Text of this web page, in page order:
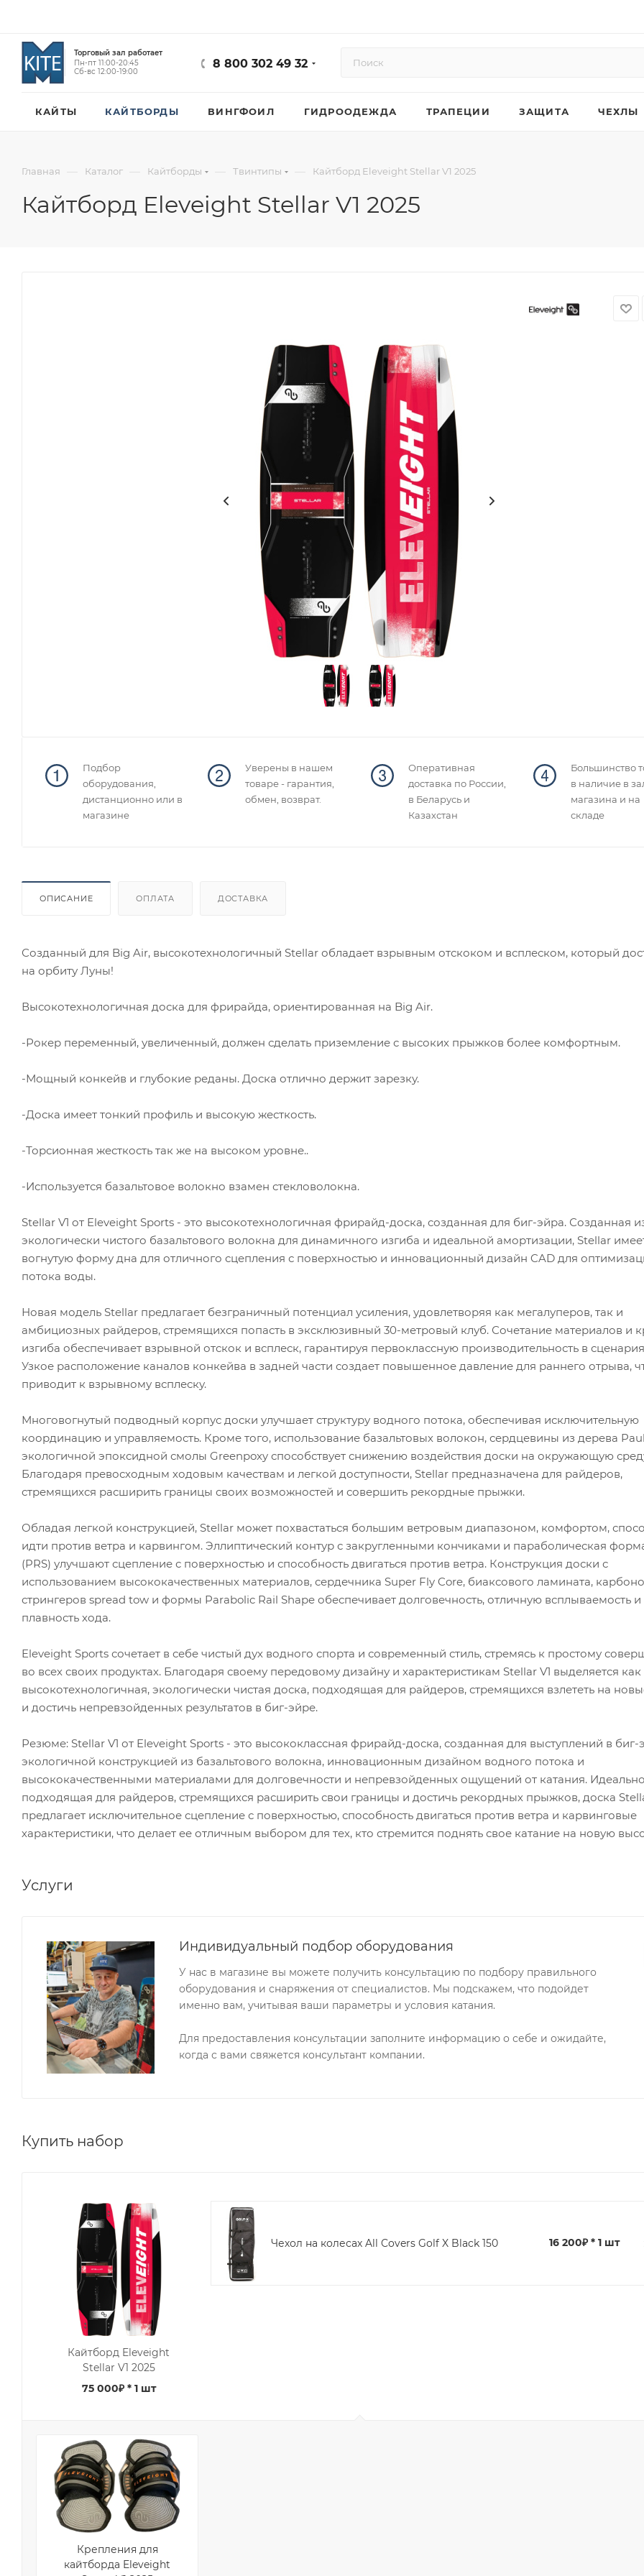
Торговый зал работает
Пн-пт 11:00-20:45
Сб-вс 12:00-19:00
8 800 302 49 32
КАЙТЫ КАЙТБОРДЫ ВИНГФОИЛ ГИДРООДЕЖДА ТРАПЕЦИИ ЗАЩИТА ЧЕХЛЫ
Главная — Каталог — Кайтборды — Твинтипы — Кайтборд Eleveight Stellar V1 2025
Кайтборд Eleveight Stellar V1 2025
Подбор
оборудования,
дистанционно или в
магазине
Уверены в нашем
товаре - гарантия,
обмен, возврат.
Оперативная
доставка по России,
в Беларусь и
Казахстан
Большинство
в наличие в
магазина и на
складе
ОПИСАНИЕ ОПЛАТА ДОСТАВКА
Созданный для Big Air, высокотехнологичный Stellar обладает взрывным отскоком и всплеском, который
на орбиту Луны!
Высокотехнологичная доска для фрирайда, ориентированная на Big Air.
-Рокер переменный, увеличенный, должен сделать приземление с высоких прыжков более комфортным.
-Мощный конкейв и глубокие реданы. Доска отлично держит зарезку.
-Доска имеет тонкий профиль и высокую жесткость.
-Торсионная жесткость так же на высоком уровне..
-Используется базальтовое волокно взамен стекловолокна.
Stellar V1 от Eleveight Sports - это высокотехнологичная фрирайд-доска, созданная для биг-эйра. Созданная
экологически чистого базальтового волокна для динамичного изгиба и идеальной амортизации, Stellar
вогнутую форму дна для отличного сцепления с поверхностью и инновационный дизайн CAD для
потока воды.
Новая модель Stellar предлагает безграничный потенциал усиления, удовлетворяя как мегалуперов, так и
амбициозных райдеров, стремящихся попасть в эксклюзивный 30-метровый клуб. Сочетание материалов и
изгиба обеспечивает взрывной отскок и всплеск, гарантируя первоклассную производительность в
Узкое расположение каналов конкейва в задней части создает повышенное давление для раннего отрыва,
приводит к взрывному всплеску.
Многовогнутый подводный корпус доски улучшает структуру водного потока, обеспечивая исключительную
координацию и управляемость. Кроме того, использование базальтовых волокон, сердцевины из дерева
экологичной эпоксидной смолы Greenpoxy способствует снижению воздействия доски на окружающую
Благодаря превосходным ходовым качествам и легкой доступности, Stellar предназначена для райдеров,
стремящихся расширить границы своих возможностей и совершить рекордные прыжки.
Обладая легкой конструкцией, Stellar может похвастаться большим ветровым диапазоном, комфортом,
идти против ветра и карвингом. Эллиптический контур с закругленными кончиками и параболическая
(PRS) улучшают сцепление с поверхностью и способность двигаться против ветра. Конструкция доски с
использованием высококачественных материалов, сердечника Super Fly Core, биаксового ламината,
стрингеров spread tow и формы Parabolic Rail Shape обеспечивает долговечность, отличную всплываемость и
плавность хода.
Eleveight Sports сочетает в себе чистый дух водного спорта и современный стиль, стремясь к простому
во всех своих продуктах. Благодаря своему передовому дизайну и характеристикам Stellar V1 выделяется как
высокотехнологичная, экологически чистая доска, подходящая для райдеров, стремящихся взлететь на
и достичь непревзойденных результатов в биг-эйре.
Резюме: Stellar V1 от Eleveight Sports - это высококлассная фрирайд-доска, созданная для выступлений в биг-
экологичной конструкцией из базальтового волокна, инновационным дизайном водного потока и
высококачественными материалами для долговечности и непревзойденных ощущений от катания. Идеально
подходящая для райдеров, стремящихся расширить свои границы и достичь рекордных прыжков, доска
предлагает исключительное сцепление с поверхностью, способность двигаться против ветра и карвинговые
характеристики, что делает ее отличным выбором для тех, кто стремится поднять свое катание на новую
Услуги
Индивидуальный подбор оборудования
У нас в магазине вы можете получить консультацию по подбору правильного
оборудования и снаряжения от специалистов. Мы подскажем, что подойдет
именно вам, учитывая ваши параметры и условия катания.
Для предоставления консультации заполните информацию о себе и ожидайте,
когда с вами свяжется консультант компании.
Купить набор
Кайтборд Eleveight
Stellar V1 2025
75 000₽* 1 шт
Чехол на колесах All Covers Golf X Black 150 16 200₽ * 1 шт
Крепления для
кайтборда Eleveight